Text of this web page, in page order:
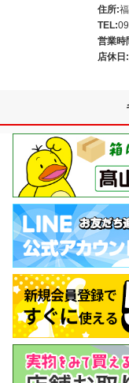
住所:
TEL:
営業時
店休日: